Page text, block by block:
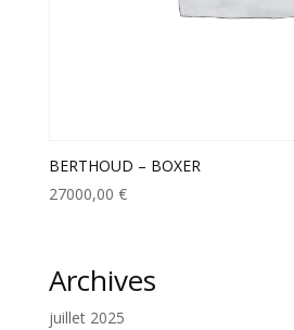
BERTHOUD – BOXER
27000,00 €
Archives
juillet 2025